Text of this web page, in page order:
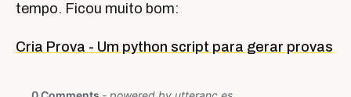
tempo. Ficou muito bom:
Cria Prova - Um python script para gerar provas